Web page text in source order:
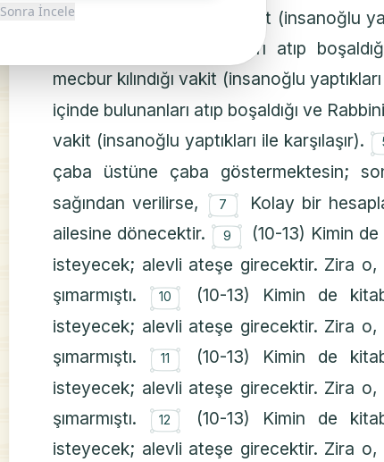
itaata mecbur kılındığı vakit (insanoğlu
edildiği, içinde bulunanları atıp
mecbur kılındığı vakit (insanoğlu
içinde bulunanları atıp boşaldığı ve
vakit (insanoğlu yaptıkları ile karşılaşır).
çaba üstüne çaba göstermektesin;
sağından verilirse, ۝
7 Kolay bir
ailesine dönecektir. ۝
9
(10-13) Kimin
isteyecek; alevli ateşe girecektir. Zira
şımarmıştı. ۝
10
(10-13) Kimin de
isteyecek; alevli ateşe girecektir. Zira
şımarmıştı. ۝
11
(10-13) Kimin de
isteyecek; alevli ateşe girecektir. Zira
şımarmıştı. ۝
12
(10-13) Kimin de
isteyecek; alevli ateşe girecektir. Zira
Sonra İncele